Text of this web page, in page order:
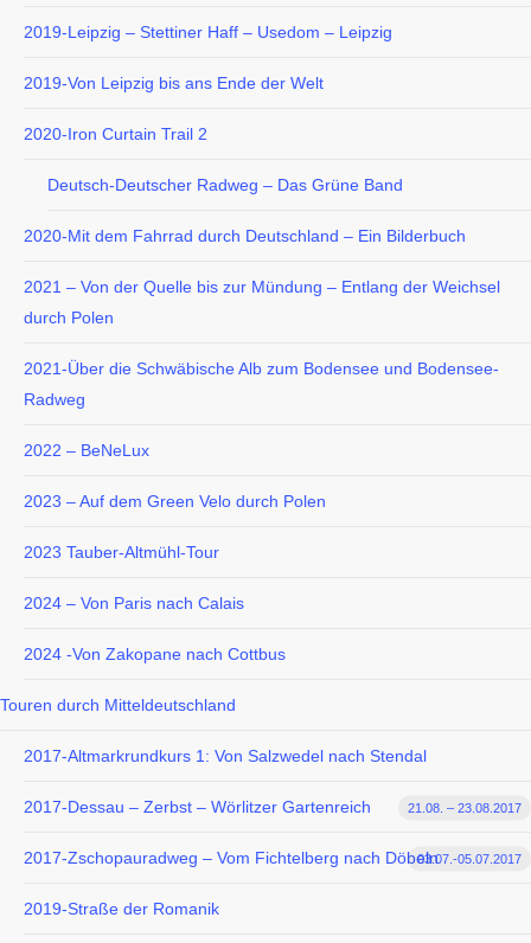
2019-Leipzig – Stettiner Haff – Usedom – Leipzig
2019-Von Leipzig bis ans Ende der Welt
2020-Iron Curtain Trail 2
Deutsch-Deutscher Radweg – Das Grüne Band
2020-Mit dem Fahrrad durch Deutschland – Ein Bilderbuch
2021 – Von der Quelle bis zur Mündung – Entlang der Weichsel
durch Polen
2021-Über die Schwäbische Alb zum Bodensee und Bodensee-
Radweg
2022 – BeNeLux
2023 – Auf dem Green Velo durch Polen
2023 Tauber-Altmühl-Tour
2024 – Von Paris nach Calais
2024 -Von Zakopane nach Cottbus
Touren durch Mitteldeutschland
2017-Altmarkrundkurs 1: Von Salzwedel nach Stendal
2017-Dessau – Zerbst – Wörlitzer Gartenreich 21.08. – 23.08.2017
2017-Zschopauradweg – Vom Fichtelberg nach Döbeln03.07.-05.07.2017
2019-Straße der Romanik